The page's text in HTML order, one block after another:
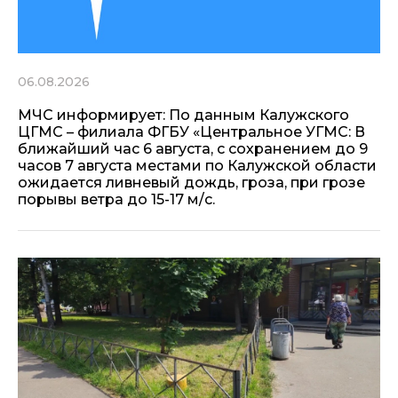
06.08.2026
МЧС информирует: По данным Калужского
ЦГМС – филиала ФГБУ «Центральное УГМС: В
ближайший час 6 августа, с сохранением до 9
часов 7 августа местами по Калужской области
ожидается ливневый дождь, гроза, при грозе
порывы ветра до 15-17 м/с.